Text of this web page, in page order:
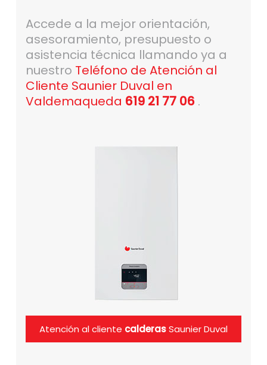
Accede a la mejor orientación,
asesoramiento, presupuesto o
asistencia técnica llamando ya a
nuestro Teléfono de Atención al
Cliente Saunier Duval en
Valdemaqueda 619 21 77 06 .
Atención al cliente calderasSaunier Duval